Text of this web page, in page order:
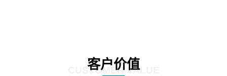
客户价值
CUSTOMER VALUE